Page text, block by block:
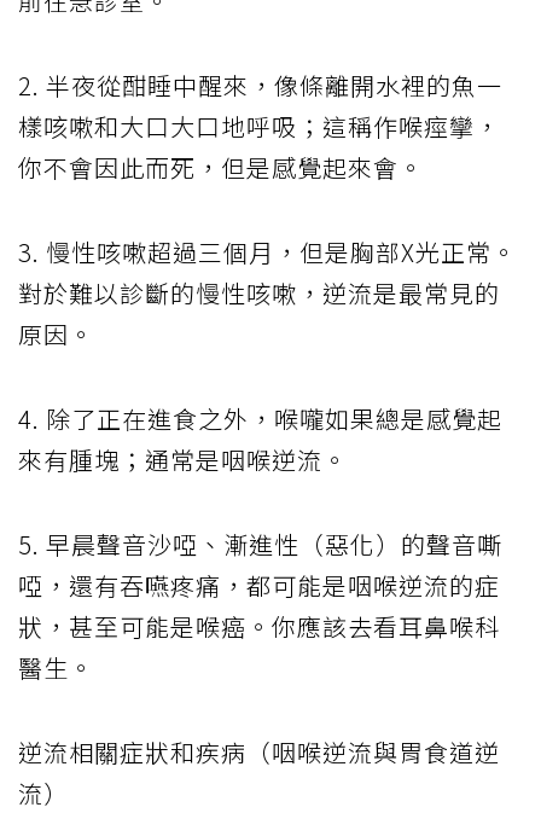
2. 半夜從酣睡中醒來，像條離開水裡的魚一
樣咳嗽和大口大口地呼吸；這稱作喉痙攣，
你不會因此而死，但是感覺起來會。
3. 慢性咳嗽超過三個月，但是胸部X光正常。
對於難以診斷的慢性咳嗽，逆流是最常見的
原因。
4. 除了正在進食之外，喉嚨如果總是感覺起
來有腫塊；通常是咽喉逆流。
5. 早晨聲音沙啞、漸進性（惡化）的聲音嘶
啞，還有吞嚥疼痛，都可能是咽喉逆流的症
狀，甚至可能是喉癌。你應該去看耳鼻喉科
醫生。
逆流相關症狀和疾病（咽喉逆流與胃食道逆
流）